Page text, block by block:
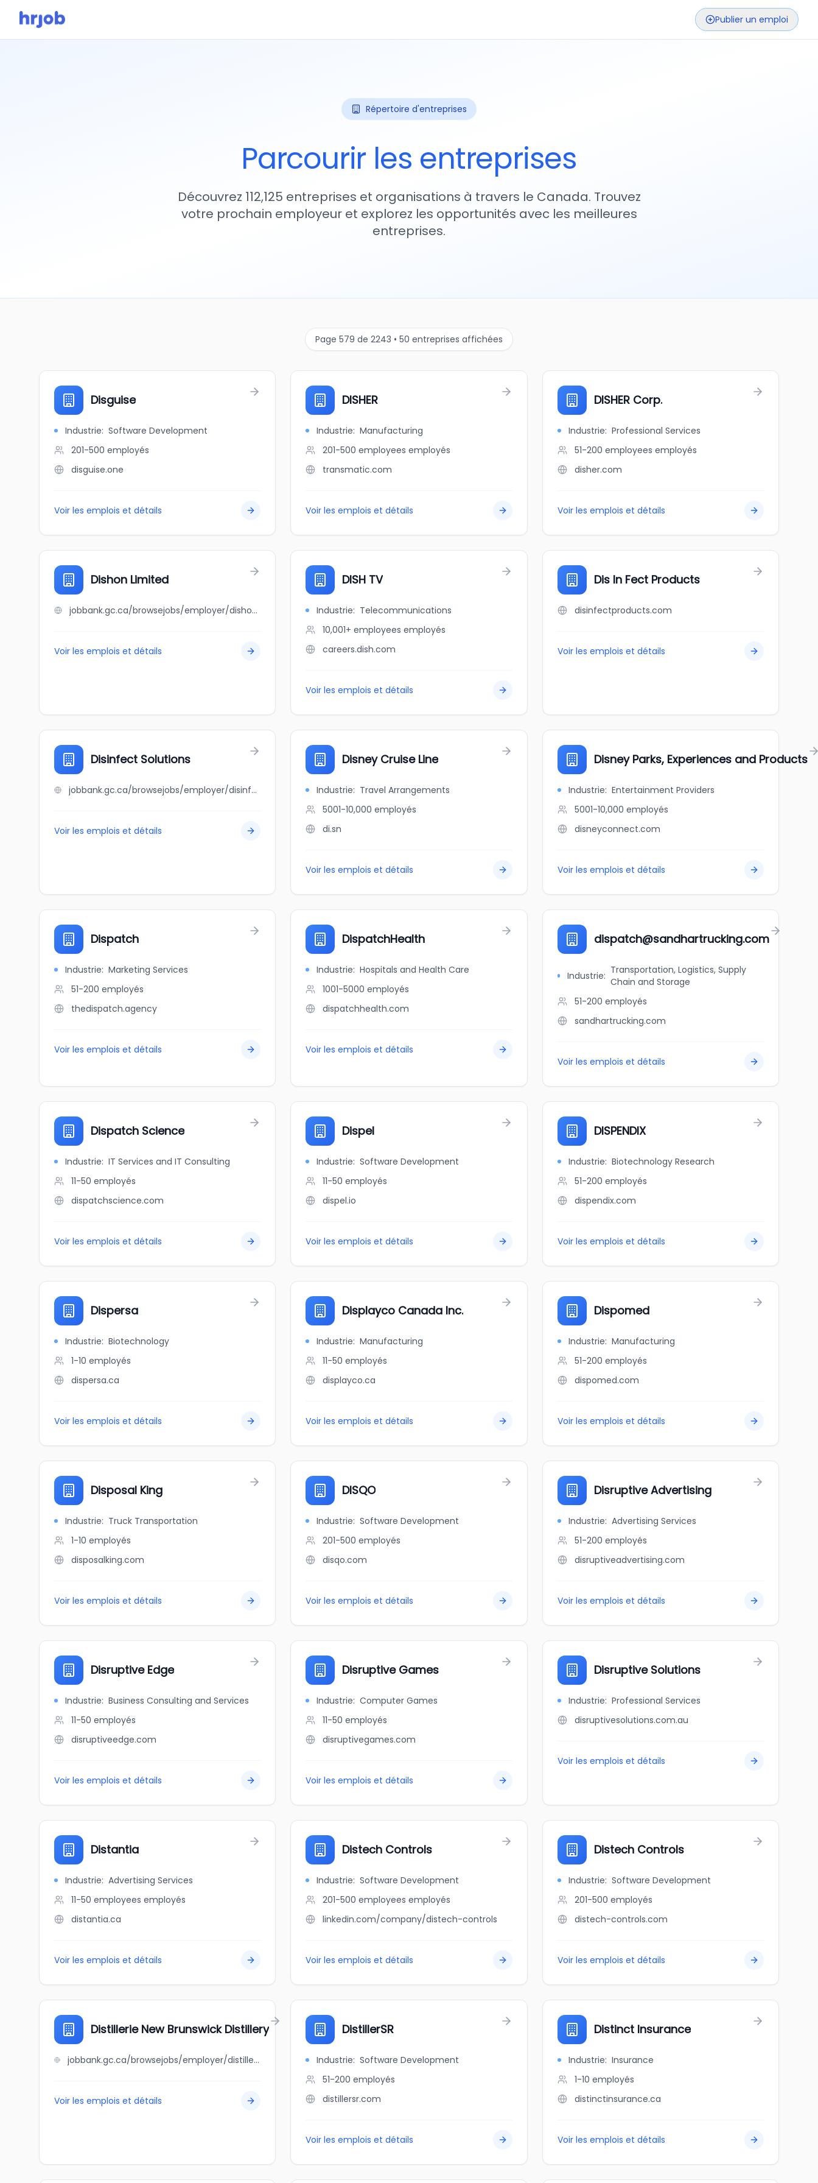
Publier un emploi
Répertoire d'entreprises
Parcourir les entreprises
Découvrez 112,125 entreprises et organisations à travers le Canada. Trouvez
votre prochain employeur et explorez les opportunités avec les meilleures
entreprises.
Page 579 de 2243 • 50 entreprises affichées
Disguise
Industrie: Software Development
201-500 employés
disguise.one
Voir les emplois et détails
DISHER
Industrie: Manufacturing
201-500 employees employés
transmatic.com
Voir les emplois et détails
DISHER Corp.
Industrie: Professional Services
51-200 employees employés
disher.com
Voir les emplois et détails
Dishon Limited
jobbank.gc.ca/browsejobs/employer/dishon+limited/ca
Voir les emplois et détails
DISH TV
Industrie: Telecommunications
10,001+ employees employés
careers.dish.com
Voir les emplois et détails
Dis In Fect Products
disinfectproducts.com
Voir les emplois et détails
Disinfect Solutions
jobbank.gc.ca/browsejobs/employer/disinfect+solutions/ca
Voir les emplois et détails
Disney Cruise Line
Industrie: Travel Arrangements
5001-10,000 employés
di.sn
Voir les emplois et détails
Disney Parks, Experiences and Products
Industrie: Entertainment Providers
5001-10,000 employés
disneyconnect.com
Voir les emplois et détails
Dispatch
Industrie: Marketing Services
51-200 employés
thedispatch.agency
Voir les emplois et détails
DispatchHealth
Industrie: Hospitals and Health Care
1001-5000 employés
dispatchhealth.com
Voir les emplois et détails
dispatch@sandhartrucking.com
Industrie: Transportation, Logistics, Supply
Chain and Storage
51-200 employés
sandhartrucking.com
Voir les emplois et détails
Dispatch Science
Industrie: IT Services and IT Consulting
11-50 employés
dispatchscience.com
Voir les emplois et détails
Dispel
Industrie: Software Development
11-50 employés
dispel.io
Voir les emplois et détails
DISPENDIX
Industrie: Biotechnology Research
51-200 employés
dispendix.com
Voir les emplois et détails
Dispersa
Industrie: Biotechnology
1-10 employés
dispersa.ca
Voir les emplois et détails
Displayco Canada Inc.
Industrie: Manufacturing
11-50 employés
displayco.ca
Voir les emplois et détails
Dispomed
Industrie: Manufacturing
51-200 employés
dispomed.com
Voir les emplois et détails
Disposal King
Industrie: Truck Transportation
1-10 employés
disposalking.com
Voir les emplois et détails
DISQO
Industrie: Software Development
201-500 employés
disqo.com
Voir les emplois et détails
Disruptive Advertising
Industrie: Advertising Services
51-200 employés
disruptiveadvertising.com
Voir les emplois et détails
Disruptive Edge
Industrie: Business Consulting and Services
11-50 employés
disruptiveedge.com
Voir les emplois et détails
Disruptive Games
Industrie: Computer Games
11-50 employés
disruptivegames.com
Voir les emplois et détails
Disruptive Solutions
Industrie: Professional Services
disruptivesolutions.com.au
Voir les emplois et détails
Distantia
Industrie: Advertising Services
11-50 employees employés
distantia.ca
Voir les emplois et détails
Distech Controls
Industrie: Software Development
201-500 employees employés
linkedin.com/company/distech-controls
Voir les emplois et détails
Distech Controls
Industrie: Software Development
201-500 employés
distech-controls.com
Voir les emplois et détails
Distillerie New Brunswick Distillery
jobbank.gc.ca/browsejobs/employer/distillerie+new+brunswick+distillery/ca
Voir les emplois et détails
DistillerSR
Industrie: Software Development
51-200 employés
distillersr.com
Voir les emplois et détails
Distinct Insurance
Industrie: Insurance
1-10 employés
distinctinsurance.ca
Voir les emplois et détails